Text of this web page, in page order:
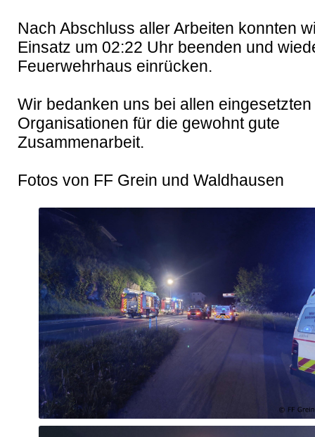
Nach Abschluss aller Arbeiten konnten
Einsatz um 02:22 Uhr beenden und
Feuerwehrhaus einrücken.
Wir bedanken uns bei allen eingesetzten
Organisationen für die gewohnt gute
Zusammenarbeit.
Fotos von FF Grein und Waldhausen